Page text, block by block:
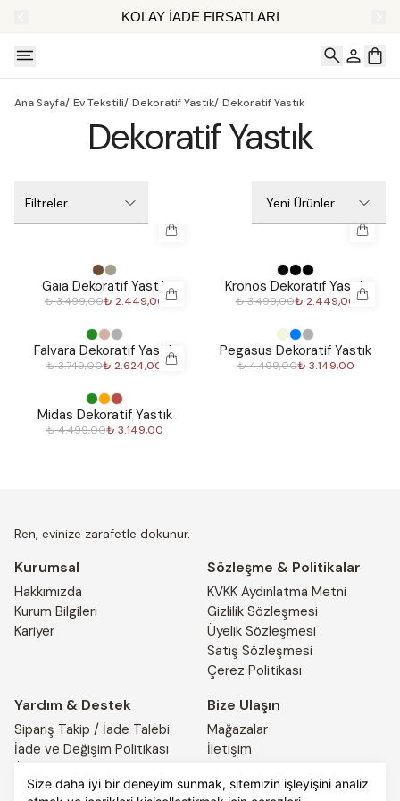
Size daha iyi bir deneyim sunmak, sitemizin işleyişini analiz
KOLAY İADE FIRSATLARI
Ana Sayfa/ Ev Tekstili/ Dekoratif Yastık/ Dekoratif Yastık
Dekoratif Yastık
Filtreler Yeni Ürünler
Gaia Dekoratif Yastık
₺ 3.499,00₺ 2.449,00
Kronos Dekoratif Yastık
₺ 3.499,00₺ 2.449,00
Falvara Dekoratif Yastık
₺ 3.749,00₺ 2.624,00
Pegasus Dekoratif Yastık
₺ 4.499,00₺ 3.149,00
Midas Dekoratif Yastık
₺ 4.499,00₺ 3.149,00
Ren, evinize zarafetle dokunur.
Kurumsal
Hakkımızda
Kurum Bilgileri
Kariyer
Sözleşme & Politikalar
KVKK Aydınlatma Metni
Gizlilik Sözleşmesi
Üyelik Sözleşmesi
Satış Sözleşmesi
Çerez Politikası
Yardım & Destek
Sipariş Takip / İade Talebi
İade ve Değişim Politikası
Bize Ulaşın
Mağazalar
İletişim